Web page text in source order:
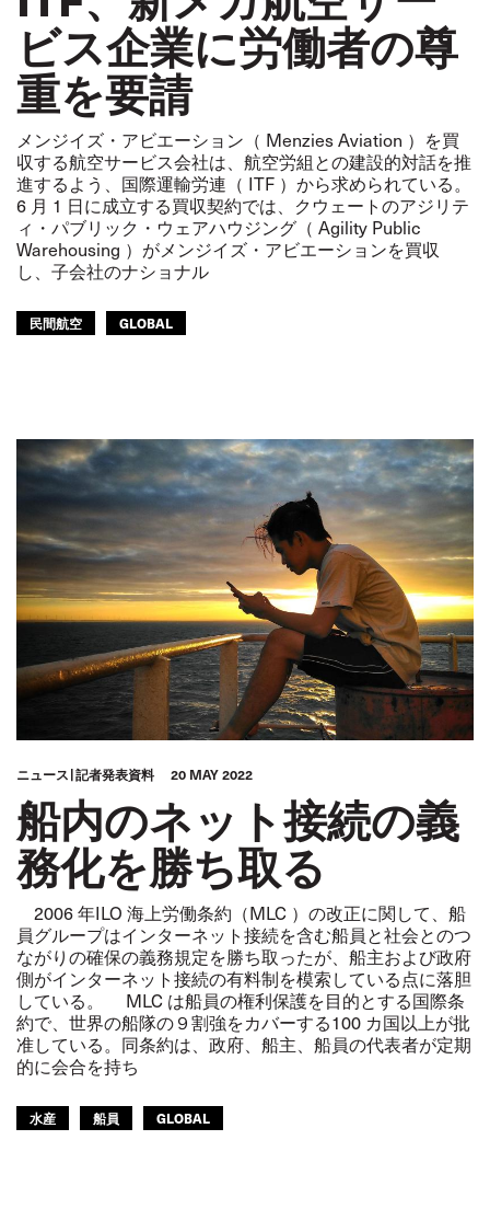
ビス企業に労働者の尊
重を要請
メンジイズ・アビエーション（ Menzies Aviation ）を買
収する航空サービス会社は、航空労組との建設的対話を推
進するよう、国際運輸労連（ ITF ）から求められている。
6 月 1 日に成立する買収契約では、クウェートのアジリテ
ィ・パブリック・ウェアハウジング（ Agility Public
Warehousing ）がメンジイズ・アビエーションを買収
し、子会社のナショナル
民間航空 GLOBAL
ニュース 記者発表資料 20 MAY 2022
船内のネット接続の義
務化を勝ち取る
2006 年ILO 海上労働条約（MLC ）の改正に関して、船
員グループはインターネット接続を含む船員と社会とのつ
ながりの確保の義務規定を勝ち取ったが、船主および政府
側がインターネット接続の有料制を模索している点に落胆
している。 MLC は船員の権利保護を目的とする国際条
約で、世界の船隊の９割強をカバーする100 カ国以上が批
准している。同条約は、政府、船主、船員の代表者が定期
的に会合を持ち
水産 船員 GLOBAL